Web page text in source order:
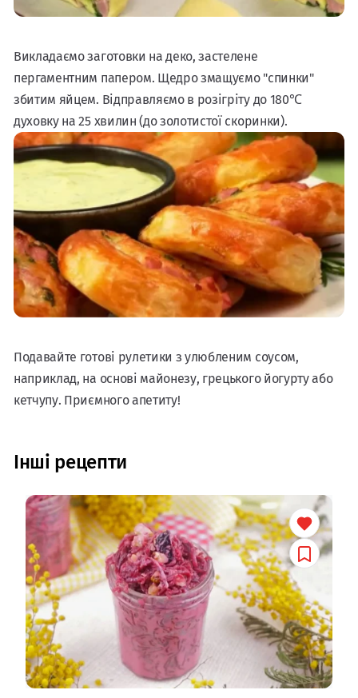
Викладаємо заготовки на деко, застелене
пергаментним папером. Щедро змащуємо "спинки"
збитим яйцем. Відправляємо в розігріту до 180℃
духовку на 25 хвилин (до золотистої скоринки).
Подавайте готові рулетики з улюбленим соусом,
наприклад, на основі майонезу, грецького йогурту або
кетчупу. Приємного апетиту!
Інші рецепти